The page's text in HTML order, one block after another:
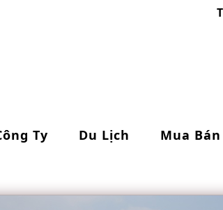
Ty Du Lịch Mua Bán